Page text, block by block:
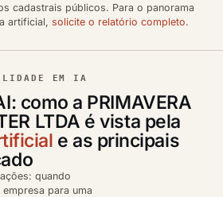
cadastrais públicos. Para o panorama
artificial, solicite o relatório completo.
EM IA
como a PRIMAVERA
LTDA é vista pela
e as principais
quando
para uma